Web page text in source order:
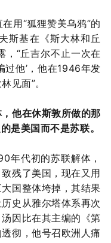
用“狐狸赞美乌鸦”的
斯基在《斯大林和丘
“丘吉尔不止一次在
过他’，他在1946年发
见面”。
他在休斯敦所做的那
是美国而不是苏联。
年代初的苏联解体，
残了美国，现在又用
国整体垮掉，其结果
史从雅尔塔体系再次
汤因比在其主编的《第
彻，他号召欧洲人痛